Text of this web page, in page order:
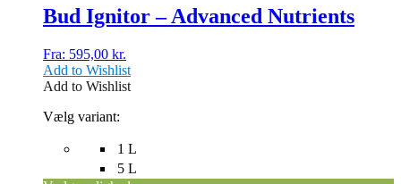
Bud Ignitor – Advanced Nutrients
Fra: 595,00 kr.
1 L
5 L
Vælg variant:
har
flere
Mulighederne
kan
vælges
varesiden
Add to Wishlist
Add to Wishlist